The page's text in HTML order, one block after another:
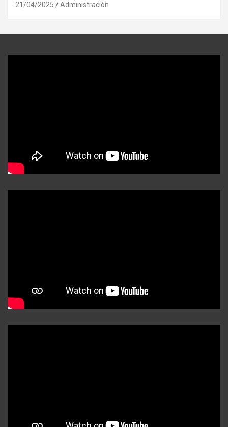
21/04/2025 Administración